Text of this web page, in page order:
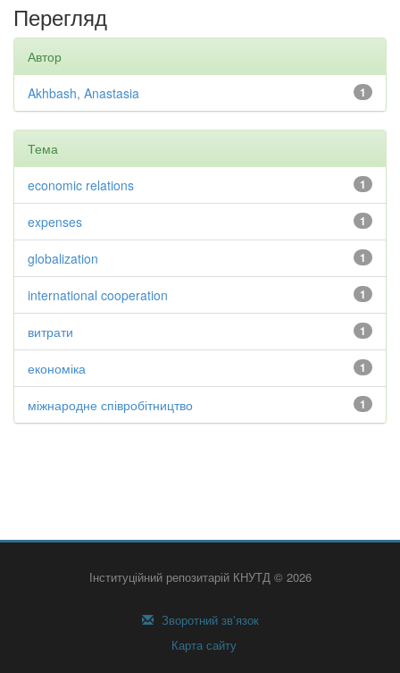
Перегляд
Автор
1
Akhbash, Anastasia
Тема
1
economic relations
1
expenses
1
globalization
1
international cooperation
1
витрати
1
економіка
1
міжнародне співробітництво
Інституційний репозитарій КНУТД © 2026
Зворотний зв’язок
Карта сайту